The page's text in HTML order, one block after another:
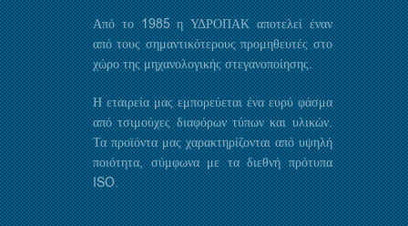
Από το 1985 η ΥΔΡΟΠΑΚ αποτελεί έναν
από τους σημαντικότερους προμηθευτές στο
χώρο της μηχανολογικής στεγανοποίησης.
Η εταιρεία μας εμπορεύεται ένα ευρύ φάσμα
από τσιμούχες διαφόρων τύπων και υλικών.
Τα προϊόντα μας χαρακτηρίζονται από υψηλή
ποιότητα, σύμφωνα με τα διεθνή πρότυπα
ISO.